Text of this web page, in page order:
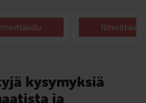
Ilmoittaudu
kysymyksiä
ja